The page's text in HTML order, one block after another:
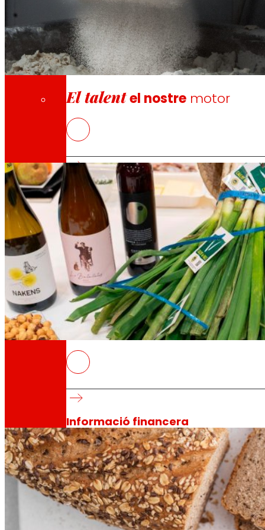
Ocupació
El talentel nostre motor
Ocupació
Les persones són el cor d’EROSKI,
Inversors
Creixentjunts
Informació financera
Resultats, informes i principals indicadors
Sènior Secured Bonds
INSOSTPACK : residus que alimenten el
: aprenent a comprar de